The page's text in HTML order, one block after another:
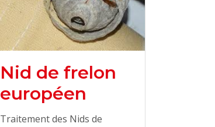
Nid de frelon
européen
Traitement des Nids de